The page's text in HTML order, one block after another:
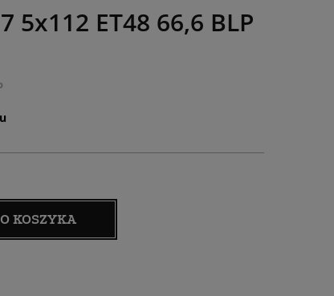
5x112 ET48 66,6 BLP
KOSZYKA